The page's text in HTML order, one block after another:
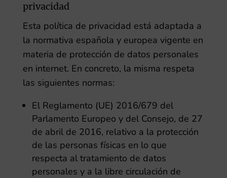
privacidad
Esta política de privacidad está adaptada a
la normativa española y europea vigente en
materia de protección de datos personales
en internet. En concreto, la misma respeta
las siguientes normas:
El Reglamento (UE) 2016/679 del
Parlamento Europeo y del Consejo, de 27
de abril de 2016, relativo a la protección
de las personas físicas en lo que
respecta al tratamiento de datos
personales y a la libre circulación de